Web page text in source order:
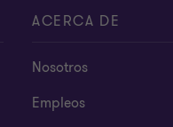
ACERCA DE
Nosotros
Empleos